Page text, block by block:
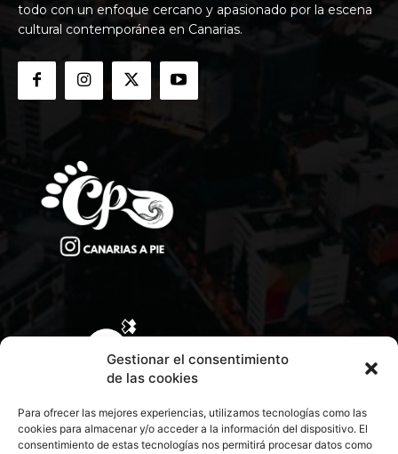
Gestionar el consentimiento
de las cookies
Para ofrecer las mejores experiencias, utilizamos tecnologías como las
cookies para almacenar y/o acceder a la información del dispositivo. El
consentimiento de estas tecnologías nos permitirá procesar datos como
todo con un enfoque cercano y apasionado por la escena
cultural contemporánea en Canarias.